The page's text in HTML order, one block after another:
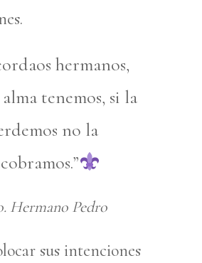
hermanos,
tenemos, si la
no la
Hermano Pedro
sus intenciones